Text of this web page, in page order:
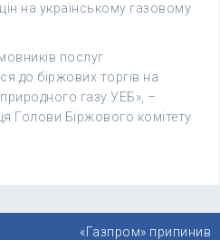
на українському газовому
послуг
до біржових торгів на
газу УЕБ», –
Голови Біржового комітету
«Газпром» припинив